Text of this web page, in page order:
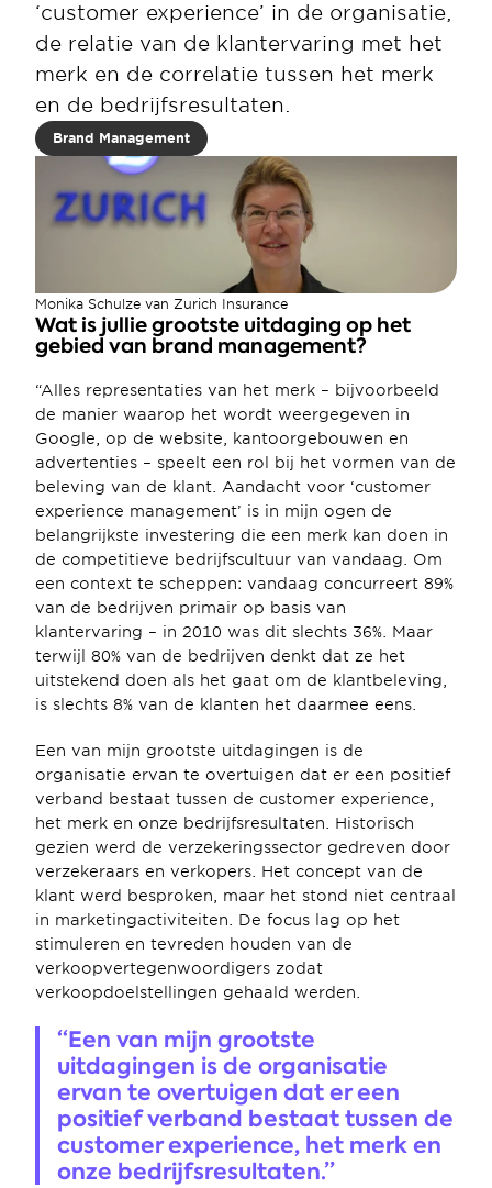
‘customer experience’ in de organisatie,
de relatie van de klantervaring met het
merk en de correlatie tussen het merk
en de bedrijfsresultaten.
Brand Management
Monika Schulze van Zurich Insurance
Wat is jullie grootste uitdaging op het
gebied van brand management?
“Alles representaties van het merk – bijvoorbeeld
de manier waarop het wordt weergegeven in
Google, op de website, kantoorgebouwen en
advertenties – speelt een rol bij het vormen van de
beleving van de klant. Aandacht voor ‘customer
experience management’ is in mijn ogen de
belangrijkste investering die een merk kan doen in
de competitieve bedrijfscultuur van vandaag. Om
een context te scheppen: vandaag concurreert 89%
van de bedrijven primair op basis van
klantervaring – in 2010 was dit slechts 36%. Maar
terwijl 80% van de bedrijven denkt dat ze het
uitstekend doen als het gaat om de klantbeleving,
is slechts 8% van de klanten het daarmee eens.
Een van mijn grootste uitdagingen is de
organisatie ervan te overtuigen dat er een positief
verband bestaat tussen de customer experience,
het merk en onze bedrijfsresultaten. Historisch
gezien werd de verzekeringssector gedreven door
verzekeraars en verkopers. Het concept van de
klant werd besproken, maar het stond niet centraal
in marketingactiviteiten. De focus lag op het
stimuleren en tevreden houden van de
verkoopvertegenwoordigers zodat
verkoopdoelstellingen gehaald werden.
“Een van mijn grootste
uitdagingen is de organisatie
ervan te overtuigen dat er een
positief verband bestaat tussen de
customer experience, het merk en
onze bedrijfsresultaten.”